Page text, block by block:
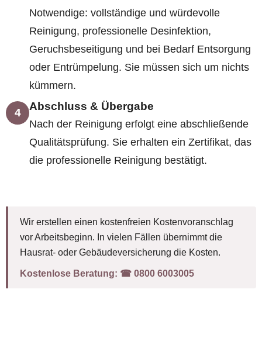
Notwendige: vollständige und würdevolle
Reinigung, professionelle Desinfektion,
Geruchsbeseitigung und bei Bedarf Entsorgung
oder Entrümpelung. Sie müssen sich um nichts
kümmern.
4 Abschluss & Übergabe
Nach der Reinigung erfolgt eine abschließende
Qualitätsprüfung. Sie erhalten ein Zertifikat, das
die professionelle Reinigung bestätigt.
Wir erstellen einen kostenfreien Kostenvoranschlag
vor Arbeitsbeginn. In vielen Fällen übernimmt die
Hausrat- oder Gebäudeversicherung die Kosten.
Kostenlose Beratung: ☎︎ 0800 6003005